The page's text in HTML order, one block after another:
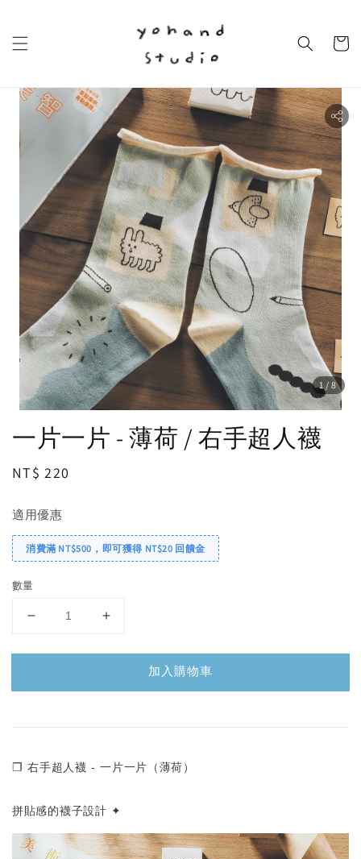
1 /8
一片一片 - 薄荷 / 右手超人襪
Regular
NT$ 220
適用優惠
消費滿 NT$500，即可獲得 NT$20 回饋金
數量
加入購物車
❒ 右手超人襪 - 一片一片（薄荷）
拼貼感的襪子設計 ✦